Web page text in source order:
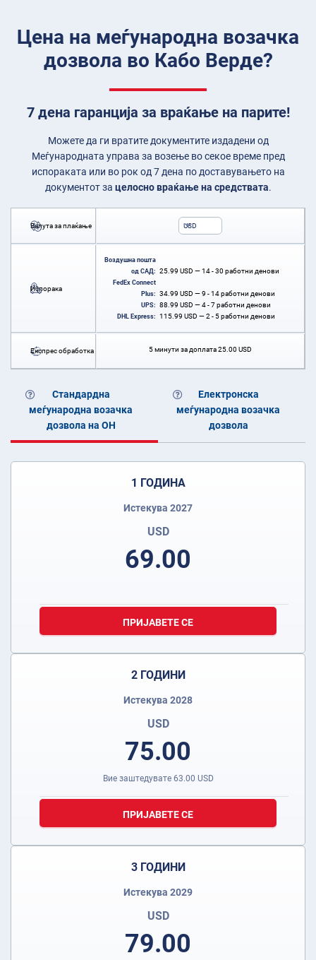
Цена на меѓународна возачка
дозвола во Кабо Верде?
7 дена гаранција за враќање на парите!
Можете да ги вратите документите издадени од
Меѓународната управа за возење во секое време пред
испораката или во рок од 7 дена по доставувањето на
документот за целосно враќање на средствата.
Валута за плаќање USD
Испорака
Воздушна пошта
од САД: 25.99 USD — 14 - 30 работни денови
FedEx Connect
Plus: 34.99 USD — 9 - 14 работни денови
UPS: 88.99 USD — 4 - 7 работни денови
DHL Express: 115.99 USD — 2 - 5 работни денови
Експрес обработка 5 минути за доплата25.00 USD
Стандардна
меѓународна возачка
дозвола на ОН
Електронска
меѓународна возачка
дозвола
1 ГОДИНА
Истекува 2027
USD
69.00
ПРИЈАВЕТЕ СЕ
2 ГОДИНИ
Истекува 2028
USD
75.00
Вие заштедувате 63.00 USD
ПРИЈАВЕТЕ СЕ
3 ГОДИНИ
Истекува 2029
USD
79.00